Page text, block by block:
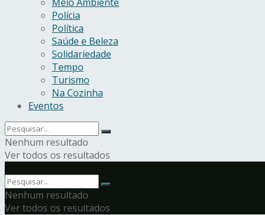
Polícia
Política
Saúde e Beleza
Solidariedade
Tempo
Turismo
Na Cozinha
Eventos
Nenhum resultado
Ver todos os resultados
Nenhum resultado
Ver todos os resultados